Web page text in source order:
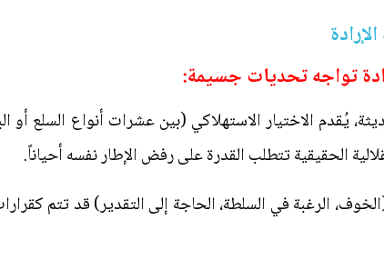
تواجه تحديات جسيمة:
يُقدم الاختيار الاستهلاكي (بين عشرات أنواع السلع أو
الحقيقية تتطلب القدرة على رفض الإطار نفسه أحياناً.
الرغبة في السلطة، الحاجة إلى التقدير) قد تتم